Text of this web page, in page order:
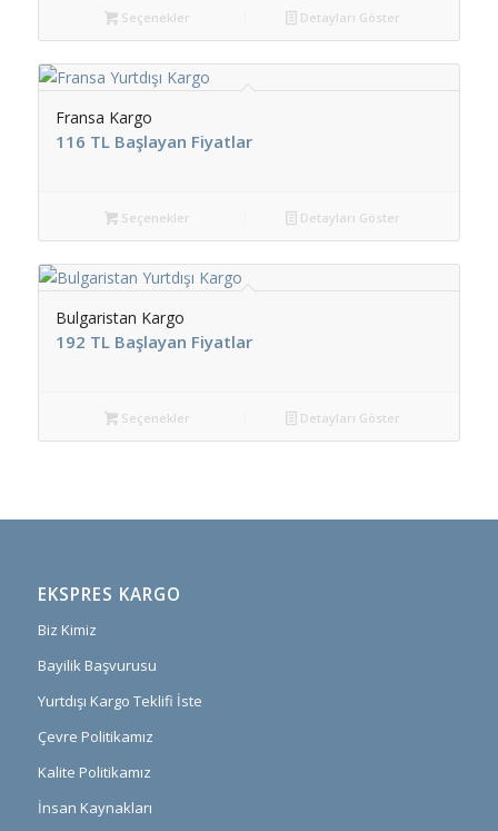
Seçenekler Detayları Göster
Fransa Kargo
116 TL Başlayan Fiyatlar
Seçenekler Detayları Göster
Bulgaristan Kargo
192 TL Başlayan Fiyatlar
Seçenekler Detayları Göster
EKSPRES KARGO
Biz Kimiz
Bayilik Başvurusu
Yurtdışı Kargo Teklifi İste
Çevre Politikamız
Kalite Politikamız
İnsan Kaynakları